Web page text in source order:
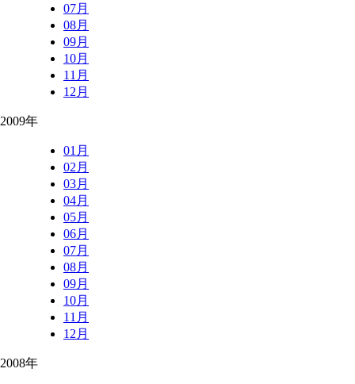
07月
08月
09月
10月
11月
12月
2009年
01月
02月
03月
04月
05月
06月
07月
08月
09月
10月
11月
12月
2008年